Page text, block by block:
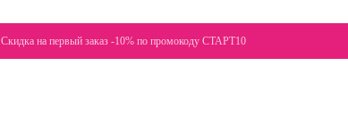
Скидка на первый заказ -10% по промокоду СТАРТ10